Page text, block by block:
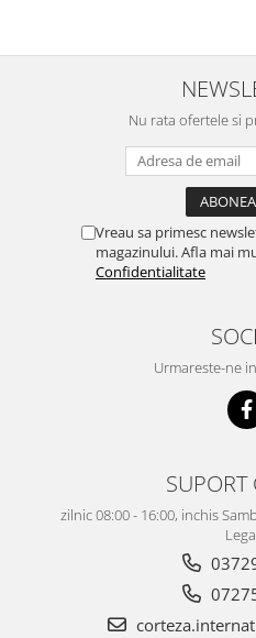
Nu rata ofertele si
Vreau sa primesc
magazinului. Afla mai
Confidentialitate
Urmareste-ne
SUPORT
zilnic 08:00 - 16:00, inchis